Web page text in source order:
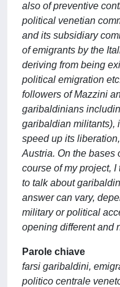
also of preventive
political venetian
and its subsidiary
of emigrants by the
deriving from being
political emigration
followers of Mazzini
garibaldinians
garibaldian militants),
speed up its
Austria. On the bases
course of my project,
to talk about
answer can vary,
military or political
opening different and
Parole chiave
farsi garibaldini,
politico centrale